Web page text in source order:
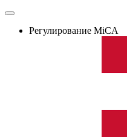
Регулирование MiCA